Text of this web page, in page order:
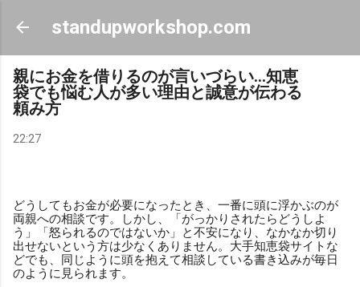
スキップしてメイン コンテンツに移動
standupworkshop.com
親にお金を借りるのが言いづらい…知恵
袋でも悩む人が多い理由と誠意が伝わる
頼み方
22:27
どうしてもお金が必要になったとき、一番に頭に浮かぶのが
両親への相談です。しかし、「がっかりされたらどうしよ
う」「怒られるのではないか」と不安になり、なかなか切り
出せないという方は少なくありません。大手知恵袋サイトな
どでも、同じように頭を抱えて相談している書き込みが毎日
のように見られます。